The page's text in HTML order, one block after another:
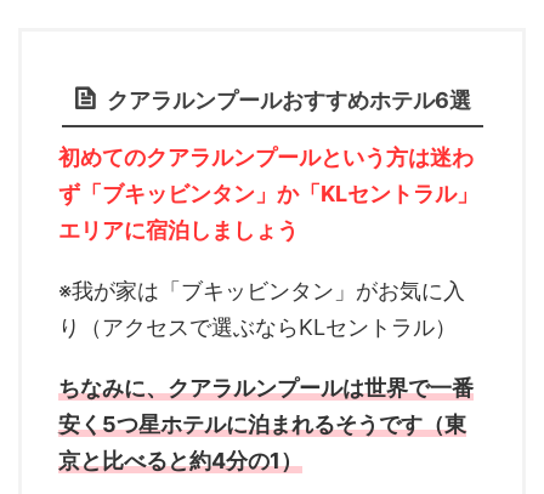
クアラルンプールおすすめホテル6選
初めてのクアラルンプールという方は迷わ
ず「ブキッビンタン」か「KLセントラル」
エリアに宿泊しましょう
※我が家は「ブキッビンタン」がお気に入
り（アクセスで選ぶならKLセントラル）
ちなみに、クアラルンプールは世界で一番
安く5つ星ホテルに泊まれるそうです（東
京と比べると約4分の1）